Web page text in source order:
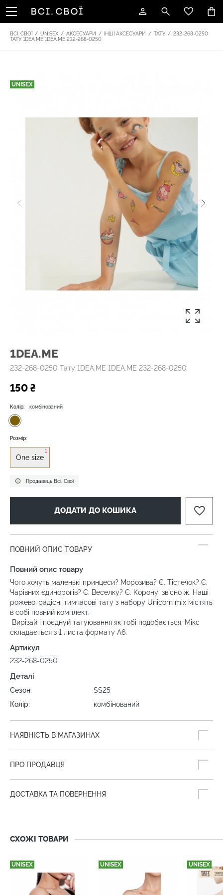
ВСІ. СВОЇ / UNISEX / АКСЕСУАРИ / ІНШІ АКСЕСУАРИ / ТАТУ / 232-268-0250
ТАТУ 1DEA.ME 1DEA.ME 232-268-0250
UNISEX
1DEA.ME
232-268-0250 Тату 1DEA.ME 1DEA.ME 232-268-0250
150 ₴
Продавець Всі. Свої
Колір: комбінований
Розмір:
One size
1
ДОДАТИ ДО КОШИКА
ПОВНИЙ ОПИС ТОВАРУ
Повний опис товару
Чого хочуть маленькі принцеси? Морозива? Є. Тістечок? Є.
Чарівних єдинорогів? Є. Веселку? Є. Корону, звісно ж. Наші
рожево-радісні тимчасові тату з набору Unicorn mix містять
в собі повний комплект.
Вирізай і поєднуй татуювання як тобі подобається. Мікс
складається з 1 листа формату А6.
Артикул
232-268-0250
Деталі
Сезон:
SS25
Колір:
комбінований
НАЯВНІСТЬ В МАГАЗИНАХ
ПРО ПРОДАВЦЯ
ДОСТАВКА ТА ПОВЕРНЕННЯ
СХОЖІ ТОВАРИ
UNISEX UNISEX UNISEX